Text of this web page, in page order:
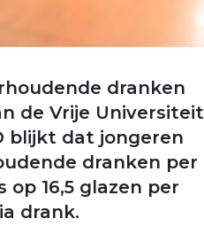
dranken
de Vrije Universiteit
blijkt dat jongeren
dranken per
16,5 glazen per
drank.